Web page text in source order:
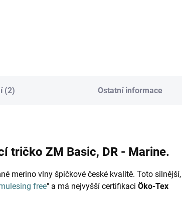
(2) Ostatní informace
tričko ZM Basic, DR - Marine.
merino vlny špičkové české kvalitě. Toto silnější,
free" a má nejvyšší certifikaci Öko-Tex